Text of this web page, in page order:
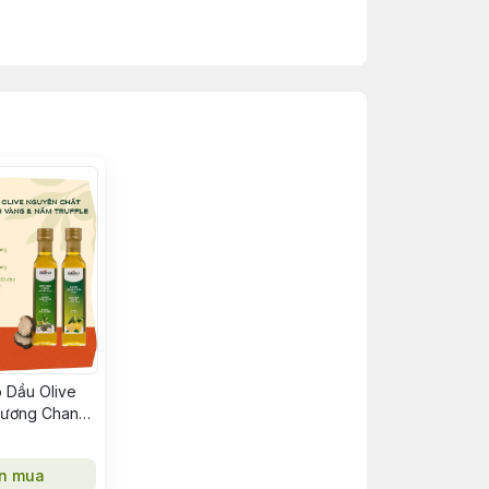
nhãn hiệu dầu olive cao cấp nhất thế
nên có thể mang những sản phẩm
Dầu Olive
Chanh
mua